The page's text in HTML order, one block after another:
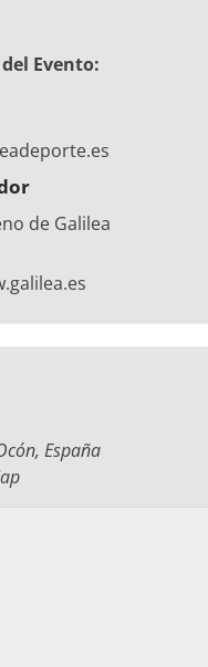
Evento:
de Galilea
, España